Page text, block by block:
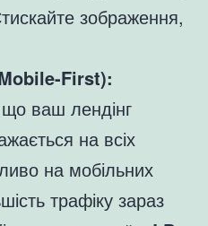
зображення,
First):
ваш лендінг
на всіх
на мобільних
трафіку зараз